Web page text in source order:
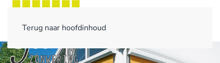
Terug naar hoofdinhoud